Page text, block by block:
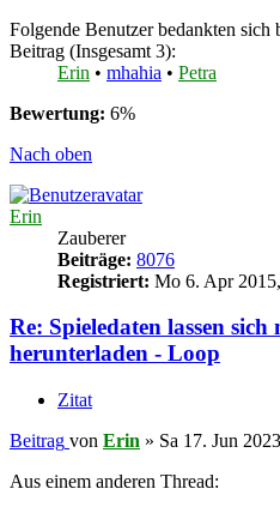
Folgende Benutzer bedankten sich
Beitrag (Insgesamt 3):
Erin • mhahia • Petra
Bewertung: 6%
Nach oben
Erin
Zauberer
Beiträge: 8076
Registriert: Mo 6. Apr
Re: Spieledaten lassen
herunterladen - Loop
Zitat
Beitrag von Erin » Sa 17. Jun
Aus einem anderen Thread: